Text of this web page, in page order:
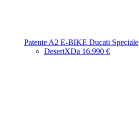
Patente A2 E-BIKE Ducati Speciale
DesertXDa 16.990 €